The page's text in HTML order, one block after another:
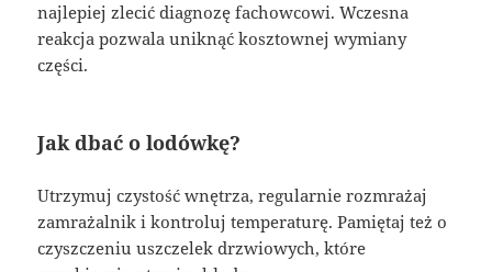
najlepiej zlecić diagnozę fachowcowi. Wczesna
reakcja pozwala uniknąć kosztownej wymiany
części.
Jak dbać o lodówkę?
Utrzymuj czystość wnętrza, regularnie rozmrażaj
zamrażalnik i kontroluj temperaturę. Pamiętaj też o
czyszczeniu uszczelek drzwiowych, które